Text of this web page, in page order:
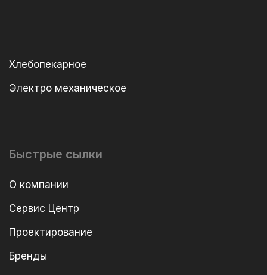
Хлебопекарное
Электро механическое
Быстрые сылки
О компании
Сервис Центр
Проектирование
Бренды